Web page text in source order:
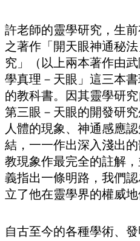
許老師的靈學研究，生
之著作「開天眼神通秘
究」（以上兩本著作由
學真理－天眼」這三本
的教科書。因其靈學研
第三眼－天眼的開發研
人體的現象、神通感應
結，一一作出深入淺出
教現象作最完全的註解
義指出一條明路，我們
立了他在靈學界的權威地
自古至今的各種學術、